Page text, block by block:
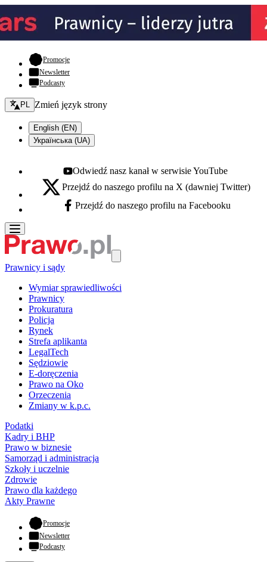
Promocje- otwiera się w nowej karcie
Newsletter
Podcasty
Zmień język - bieżący:
PL Zmień język strony
English (EN)
Українська (UA)
Youtube - otwiera się w nowej karcie
Odwiedź nasz kanał w serwisie YouTube
X - otwiera się w nowej karcie
Przejdź do naszego profilu na X (dawniej Twitter)
Facebook - otwiera się w nowej karcie
Przejdź do naszego profilu na Facebooku
Prawnicy i sądy
Wymiar sprawiedliwości
Prawnicy
Prokuratura
Policja
Rynek
Strefa aplikanta
LegalTech
Sędziowie
E-doręczenia
Prawo na Oko
Orzeczenia
Zmiany w k.p.c.
Podatki
Kadry i BHP
Prawo w biznesie
Samorząd i administracja
Szkoły i uczelnie
Zdrowie
Prawo dla każdego
Akty Prawne
Promocje- otwiera się w nowej karcie
Newsletter
Podcasty